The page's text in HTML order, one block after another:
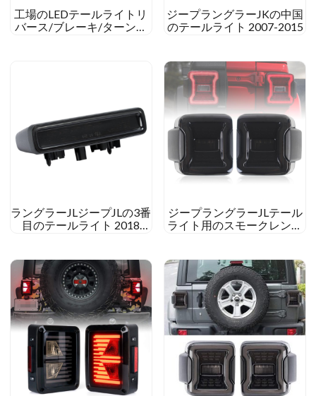
工場のLEDテールライトリ
バース/ブレーキ/ターンラ
ジープラングラーJKの中国
のテールライト 2007-2015
ラングラーJLジープJLの3番
目のテールライト 2018
ジープラングラーJLテール
ライト用のスモークレンズ